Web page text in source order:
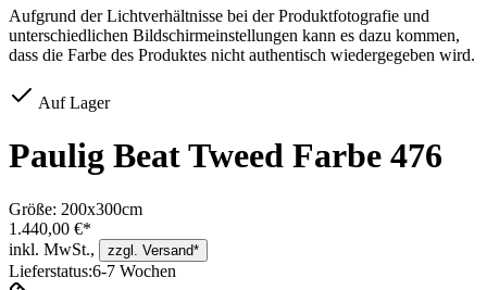
Aufgrund der Lichtverhältnisse bei der Produktfotografie und
unterschiedlichen Bildschirmeinstellungen kann es dazu kommen,
dass die Farbe des Produktes nicht authentisch wiedergegeben wird.
Auf Lager
Paulig Beat Tweed Farbe 476
Größe: 200x300cm
1.440,00 €*
inkl. MwSt.,
zzgl. Versand*
Lieferstatus:6-7 Wochen